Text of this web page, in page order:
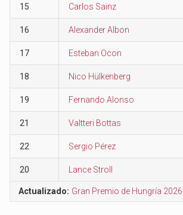
15 Carlos Sainz
16 Alexander Albon
17 Esteban Ocon
18 Nico Hülkenberg
19 Fernando Alonso
21 Valtteri Bottas
22 Sergio Pérez
20 Lance Stroll
Actualizado: Gran Premio de Hungría 2026